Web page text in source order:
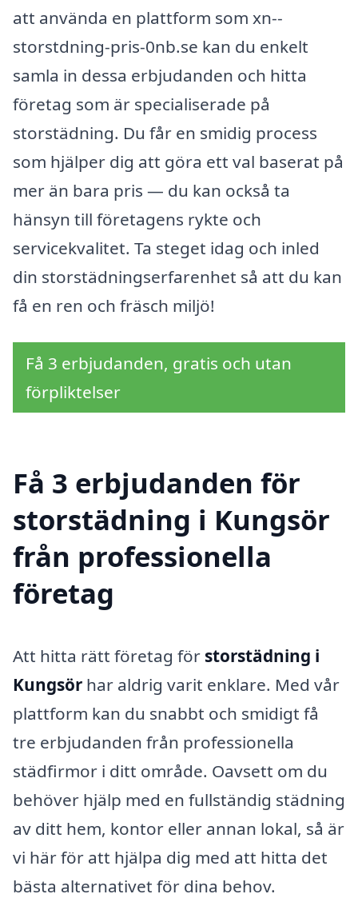
att använda en plattform som xn--
storstdning-pris-0nb.se kan du enkelt
samla in dessa erbjudanden och hitta
företag som är specialiserade på
storstädning. Du får en smidig process
som hjälper dig att göra ett val baserat på
mer än bara pris — du kan också ta
hänsyn till företagens rykte och
servicekvalitet. Ta steget idag och inled
din storstädningserfarenhet så att du kan
få en ren och fräsch miljö!
Få 3 erbjudanden, gratis och utan
förpliktelser
Få 3 erbjudanden för
storstädning i Kungsör
från professionella
företag
Att hitta rätt företag för storstädning i
Kungsör har aldrig varit enklare. Med vår
plattform kan du snabbt och smidigt få
tre erbjudanden från professionella
städfirmor i ditt område. Oavsett om du
behöver hjälp med en fullständig städning
av ditt hem, kontor eller annan lokal, så är
vi här för att hjälpa dig med att hitta det
bästa alternativet för dina behov.